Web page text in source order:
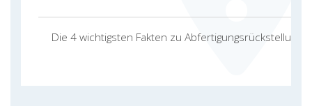
Die 4 wichtigsten Fakten zu